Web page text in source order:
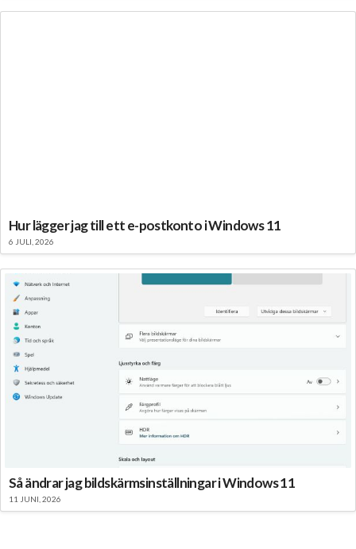
Hur lägger jag till ett e-postkonto i Windows 11
6 JULI, 2026
Så ändrar jag bildskärmsinställningar i Windows 11
11 JUNI, 2026